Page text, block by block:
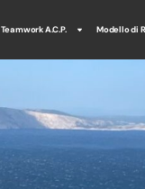
Teamwork A.C.P. Modello di